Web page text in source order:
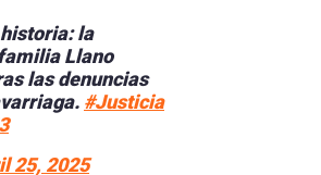
historia: la
Llano
las denuncias
#Justicia
25, 2025